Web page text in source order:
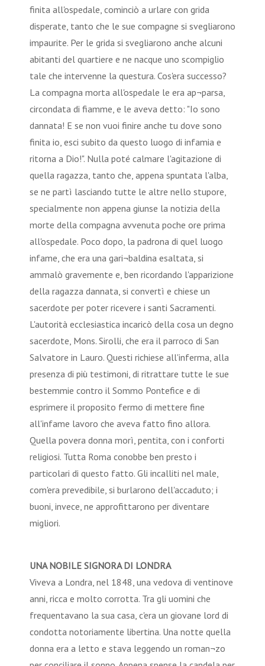
finita all'ospedale, cominciò a urlare con grida
disperate, tanto che le sue compagne si svegliarono
impaurite. Per le grida si svegliarono anche alcuni
abitanti del quartiere e ne nacque uno scompiglio
tale che intervenne la questura. Cos'era successo?
La compagna morta all'ospedale le era ap¬parsa,
circondata di fiamme, e le aveva detto: "Io sono
dannata! E se non vuoi finire anche tu dove sono
finita io, esci subito da questo luogo di infamia e
ritorna a Dio!". Nulla poté calmare l'agitazione di
quella ragazza, tanto che, appena spuntata l'alba,
se ne partì lasciando tutte le altre nello stupore,
specialmente non appena giunse la notizia della
morte della compagna avvenuta poche ore prima
all'ospedale. Poco dopo, la padrona di quel luogo
infame, che era una gari¬baldina esaltata, si
ammalò gravemente e, ben ricordando l'apparizione
della ragazza dannata, si convertì e chiese un
sacerdote per poter ricevere i santi Sacramenti.
L'autorità ecclesiastica incaricò della cosa un degno
sacerdote, Mons. Sirolli, che era il parroco di San
Salvatore in Lauro. Questi richiese all'inferma, alla
presenza di più testimoni, di ritrattare tutte le sue
bestemmie contro il Sommo Pontefice e di
esprimere il proposito fermo di mettere fine
all'infame lavoro che aveva fatto fino allora.
Quella povera donna morì, pentita, con i conforti
religiosi. Tutta Roma conobbe ben presto i
particolari di questo fatto. Gli incalliti nel male,
com'era prevedibile, si burlarono dell'accaduto; i
buoni, invece, ne approfittarono per diventare
migliori.
UNA NOBILE SIGNORA DI LONDRA
Viveva a Londra, nel 1848, una vedova di ventinove
anni, ricca e molto corrotta. Tra gli uomini che
frequentavano la sua casa, c'era un giovane lord di
condotta notoriamente libertina. Una notte quella
donna era a letto e stava leggendo un roman¬zo